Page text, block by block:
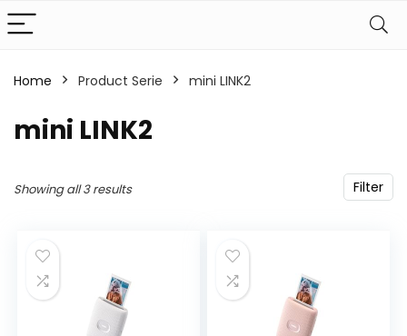
Home Product Serie ‎mini LINK2
‎mini LINK2
Filter
Showing all 3 results